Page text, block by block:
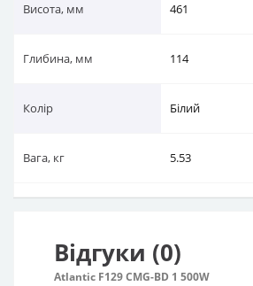
Висота, мм 461
Глибина, мм 114
Колір Білий
Вага, кг 5.53
Відгуки (0)
Atlantic F129 CMG-BD 1 500W